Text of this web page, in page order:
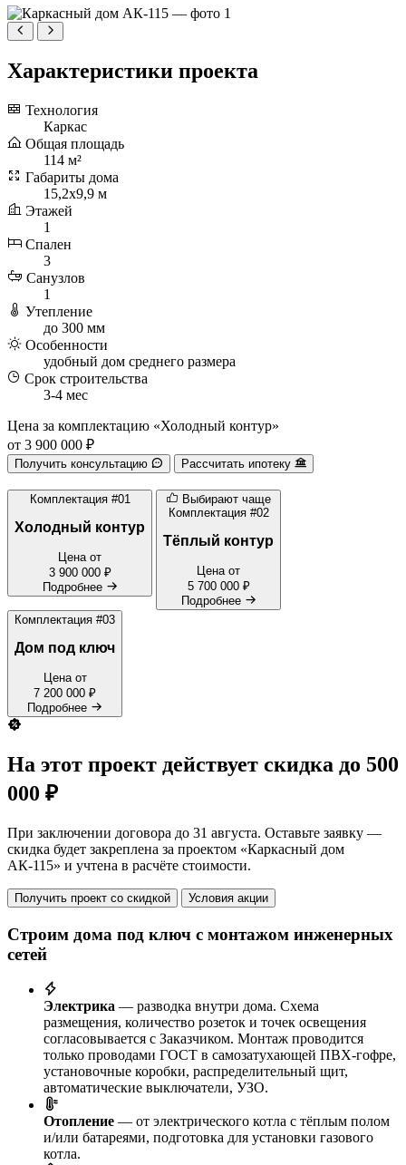
Характеристики проекта
Технология
Каркас
Общая площадь
114 м²
Габариты дома
15,2х9,9 м
Этажей
1
Спален
3
Санузлов
1
Утепление
до 300 мм
Особенности
удобный дом среднего размера
Срок строительства
3-4 мес
Цена за комплектацию «Холодный контур»
от 3 900 000 ₽
Получить консультацию Рассчитать ипотеку
Комплектация #01
Холодный контур
Цена от
3 900 000 ₽
Подробнее
Выбирают чаще
Комплектация #02
Тёплый контур
Цена от
5 700 000 ₽
Подробнее
Комплектация #03
Дом под ключ
Цена от
7 200 000 ₽
Подробнее
На этот проект действует скидка до 500
000 ₽
При заключении договора до 31 августа. Оставьте заявку —
скидка будет закреплена за проектом «Каркасный дом
АК-115» и учтена в расчёте стоимости.
Получить проект со скидкой Условия акции
Строим дома под ключ с монтажом инженерных
сетей
Электрика — разводка внутри дома. Схема
размещения, количество розеток и точек освещения
согласовывается с Заказчиком. Монтаж проводится
только проводами ГОСТ в самозатухающей ПВХ-гофре,
установочные коробки, распределительный щит,
автоматические выключатели, УЗО.
Отопление — от электрического котла с тёплым полом
и/или батареями, подготовка для установки газового
котла.